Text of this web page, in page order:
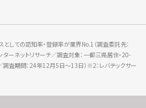
しての認知率・登録率が業界No.1（調査委託先：
ーネットリサーチ／調査対象：一都三県居住・20-
査期間：24年12月5日～13日）※2：レバテックサー